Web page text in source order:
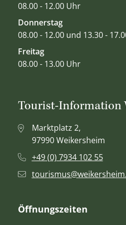
08.00 - 12.00 Uhr
Donnerstag
08.00 - 12.00 und 13.30 -
Freitag
08.00 - 13.00 Uhr
Tourist-Information
Marktplatz 2,
97990 Weikersheim
+49 (0) 7934 102 55
Öffnungszeiten